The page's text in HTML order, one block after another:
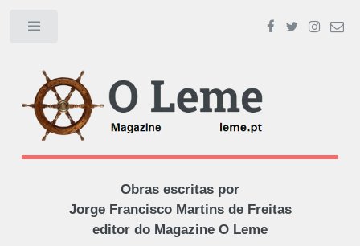
Obras escritas por
Jorge Francisco Martins de Freitas
editor do Magazine O Leme